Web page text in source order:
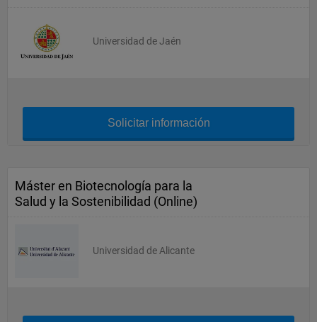
Universidad de Jaén
Solicitar información
Máster en Biotecnología para la
Salud y la Sostenibilidad (Online)
Universidad de Alicante